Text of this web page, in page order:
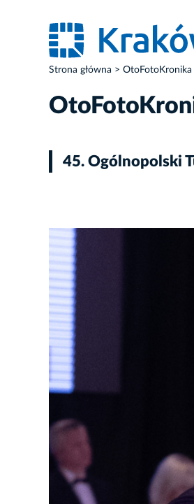
Strona główna OtoFotoKronika
45. Ogólnopolski